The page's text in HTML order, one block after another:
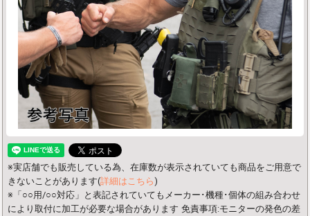
※実店舗でも販売している為、在庫数が表示されていても商品をご用意で
きないことがあります(詳細はこちら)
※「○○用/○○対応」と表記されていてもメーカー･機種･個体の組み合わせ
により取付に加工が必要な場合があります 免責事項:モニターの発色の差